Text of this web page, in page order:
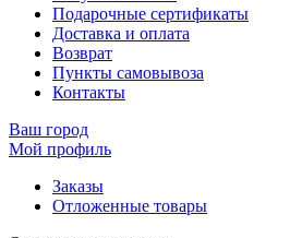
Подарочные сертификаты
Доставка и оплата
Возврат
Пункты самовывоза
Контакты
Ваш город
Мой профиль
Заказы
Отложенные товары